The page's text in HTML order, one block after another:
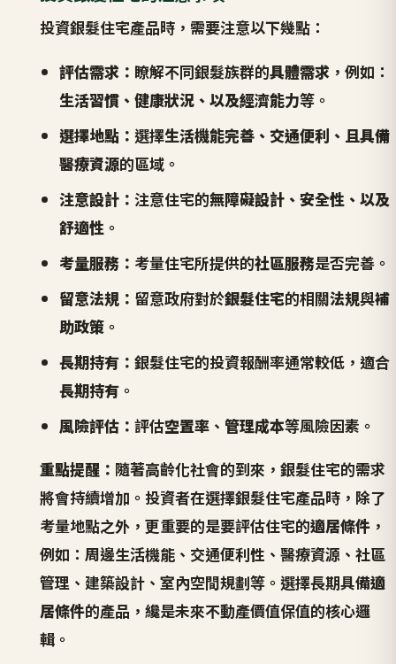
投資銀髮住宅產品時，需要注意以下幾點：
評估需求： 瞭解不同銀髮族群的具體需求 ，例如：
生活習慣、健康狀況、以及經濟能力等。
選擇地點：選擇生活機能完善、交通便利、且具備
醫療資源的區域。
注意設計：注意住宅的無障礙設計、安全性、以及
舒適性 。
考量服務： 考量住宅所提供的社區服務是否完善。
留意法規： 留意政府對於銀髮住宅的相關法規與補
助政策 。
長期持有：銀髮住宅的投資報酬率通常較低，適合
長期持有 。
風險評估：評估空置率 、管理成本等風險因素。
重點提醒： 隨著高齡化社會的到來，銀髮住宅的需求
將會持續增加。投資者在選擇銀髮住宅產品時，除了
考量地點之外，更重要的是要評估住宅的適居條件，
例如：周邊生活機能、交通便利性、醫療資源、社區
管理、建築設計、室內空間規劃等。選擇長期具備適
居條件的產品，纔是未來不動產價值保值的核心邏
輯。